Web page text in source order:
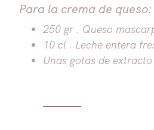
Para la crema de queso:
250 gr . Queso
10 cl . Leche entera
Unas gotas de